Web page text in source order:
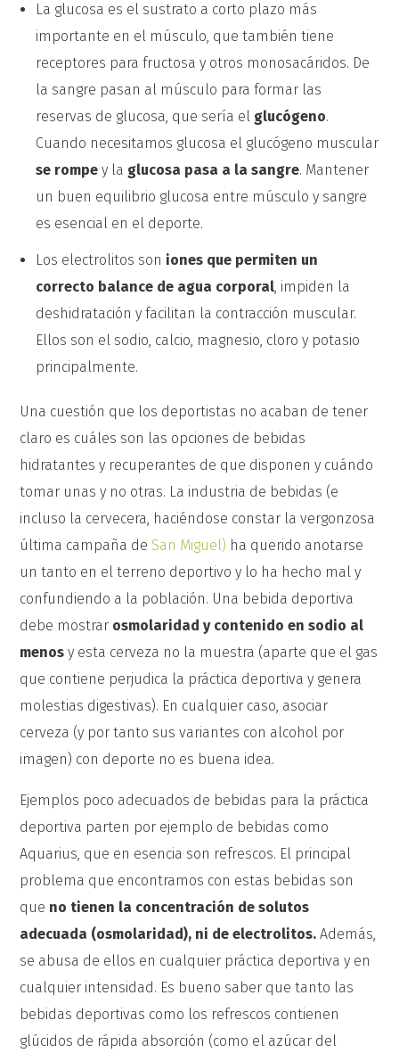
La glucosa es el sustrato a corto plazo más
importante en el músculo, que también tiene
receptores para fructosa y otros monosacáridos. De
la sangre pasan al músculo para formar las
reservas de glucosa, que sería el glucógeno.
Cuando necesitamos glucosa el glucógeno muscular
se rompe y la glucosa pasa a la sangre. Mantener
un buen equilibrio glucosa entre músculo y sangre
es esencial en el deporte.
Los electrolitos son iones que permiten un
correcto balance de agua corporal, impiden la
deshidratación y facilitan la contracción muscular.
Ellos son el sodio, calcio, magnesio, cloro y potasio
principalmente.
Una cuestión que los deportistas no acaban de tener
claro es cuáles son las opciones de bebidas
hidratantes y recuperantes de que disponen y cuándo
tomar unas y no otras. La industria de bebidas (e
incluso la cervecera, haciéndose constar la vergonzosa
última campaña deSan Miguel) ha querido anotarse
un tanto en el terreno deportivo y lo ha hecho mal y
confundiendo a la población. Una bebida deportiva
debe mostrar osmolaridad y contenido en sodio al
menos y esta cerveza no la muestra (aparte que el gas
que contiene perjudica la práctica deportiva y genera
molestias digestivas). En cualquier caso, asociar
cerveza (y por tanto sus variantes con alcohol por
imagen) con deporte no es buena idea.
Ejemplos poco adecuados de bebidas para la práctica
deportiva parten por ejemplo de bebidas como
Aquarius, que en esencia son refrescos. El principal
problema que encontramos con estas bebidas son
que no tienen la concentración de solutos
adecuada (osmolaridad), ni de electrolitos.Además,
se abusa de ellos en cualquier práctica deportiva y en
cualquier intensidad. Es bueno saber que tanto las
bebidas deportivas como los refrescos contienen
glúcidos de rápida absorción (como el azúcar del